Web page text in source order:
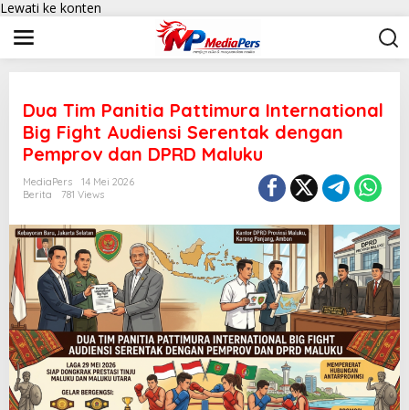
Lewati ke konten
Dua Tim Panitia Pattimura International
Big Fight Audiensi Serentak dengan
Pemprov dan DPRD Maluku
MediaPers
14 Mei 2026
Berita
781 Views